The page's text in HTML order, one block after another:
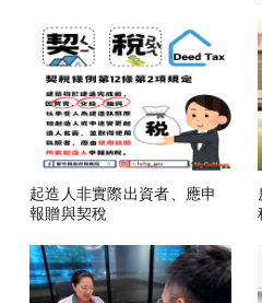
起造人非實際出資者、應申
報贈與契稅